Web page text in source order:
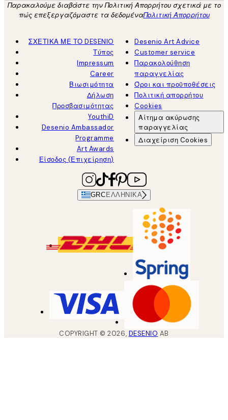
Παρακαλούμε διαβάστε την Πολιτική Απορρήτου σχετικά με το
πώς επεξεργαζόμαστε τα δεδομέναΠολιτική Απορρήτου
ΣΧΕΤΙΚΑ ΜΕ ΤΟ DESENIO
Τύπος
Impressum
Career
Βιωσιμότητα
Δήλωση
Προσβασιμότητας
YouthiD
Desenio Ambassador
Programme
Art Awards
Είσοδος (Επιχείρηση)
Desenio Art Advice
Customer service
Παρακολούθηση
παραγγελίας
Όροι και προϋποθέσεις
Πολιτική απορρήτου
Cookies
Αίτημα ακύρωσης
παραγγελίας
Διαχείριση Cookies
GRC ΕΛΛΗΝΙΚΆ
COPYRIGHT ©2026, DESENIO AB